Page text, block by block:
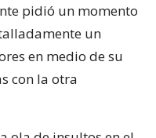
pidió un momento
un
en medio de su
con la otra